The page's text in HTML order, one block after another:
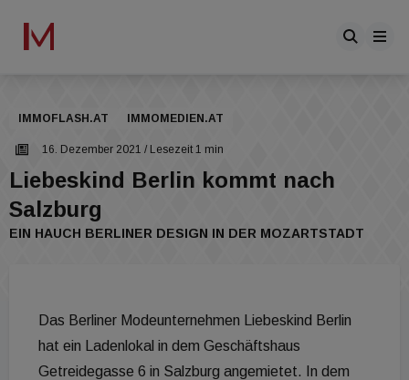
IMMOFLASH.AT IMMOMEDIEN.AT
16. Dezember 2021 / Lesezeit 1 min
Liebeskind Berlin kommt nach
Salzburg
EIN HAUCH BERLINER DESIGN IN DER MOZARTSTADT
Das Berliner Modeunternehmen Liebeskind Berlin
hat ein Ladenlokal in dem Geschäftshaus
Getreidegasse 6 in Salzburg angemietet. In dem